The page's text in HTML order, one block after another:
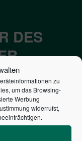
zu
um das Browsing-
Werbung
widerrufst,
DES